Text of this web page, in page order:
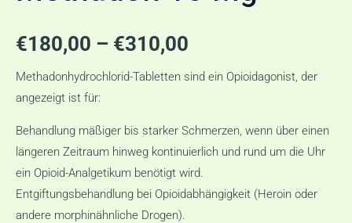
€180,00 – €310,00
Methadonhydrochlorid-Tabletten sind ein Opioidagonist, der
angezeigt ist für:
Behandlung mäßiger bis starker Schmerzen, wenn über einen
längeren Zeitraum hinweg kontinuierlich und rund um die Uhr
ein Opioid-Analgetikum benötigt wird.
Entgiftungsbehandlung bei Opioidabhängigkeit (Heroin oder
andere morphinähnliche Drogen).